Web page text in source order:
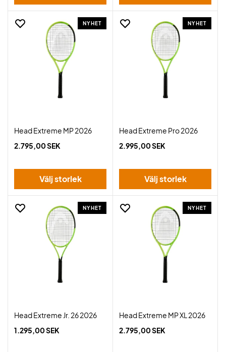
NYHET
Head Extreme MP 2026
2.795,00 SEK
Välj storlek
NYHET
Head Extreme Pro 2026
2.995,00 SEK
Välj storlek
NYHET
Head Extreme Jr. 26 2026
1.295,00 SEK
NYHET
Head Extreme MP XL 2026
2.795,00 SEK